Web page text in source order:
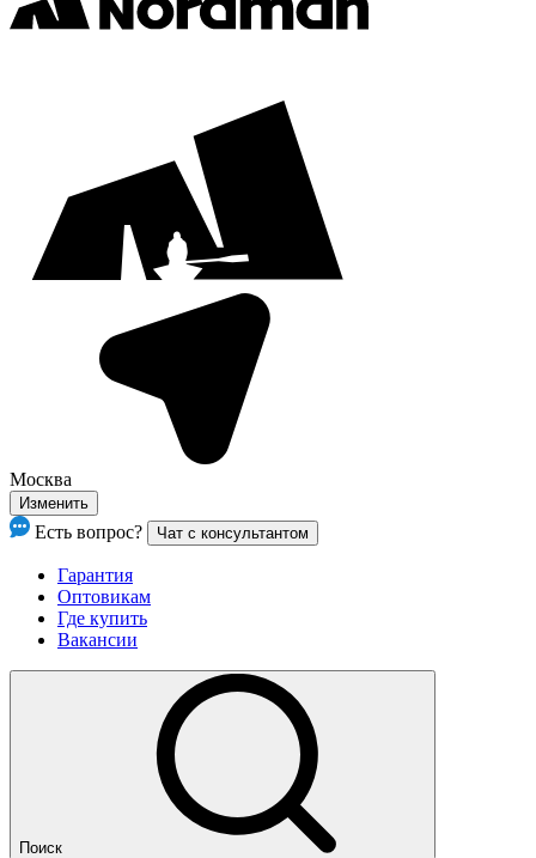
Москва
Изменить
Есть вопрос? Чат с консультантом
Гарантия
Оптовикам
Где купить
Вакансии
Поиск